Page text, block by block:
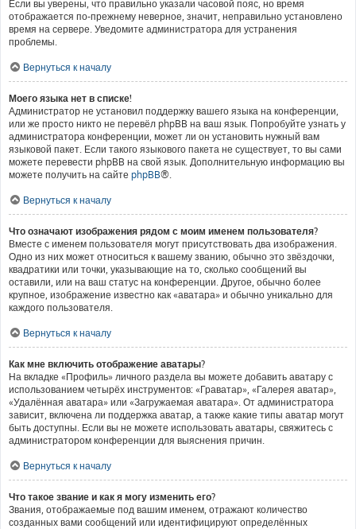
Если вы уверены, что правильно указали часовой пояс, но время
отображается по-прежнему неверное, значит, неправильно установлено
время на сервере. Уведомите администратора для устранения
проблемы.
Вернуться к началу
Моего языка нет в списке!
Администратор не установил поддержку вашего языка на конференции,
или же просто никто не перевёл phpBB на ваш язык. Попробуйте узнать у
администратора конференции, может ли он установить нужный вам
языковой пакет. Если такого языкового пакета не существует, то вы сами
можете перевести phpBB на свой язык. Дополнительную информацию вы
можете получить на сайте phpBB®.
Вернуться к началу
Что означают изображения рядом с моим именем пользователя?
Вместе с именем пользователя могут присутствовать два изображения.
Одно из них может относиться к вашему званию, обычно это звёздочки,
квадратики или точки, указывающие на то, сколько сообщений вы
оставили, или на ваш статус на конференции. Другое, обычно более
крупное, изображение известно как «аватара» и обычно уникально для
каждого пользователя.
Вернуться к началу
Как мне включить отображение аватары?
На вкладке «Профиль» личного раздела вы можете добавить аватару с
использованием четырёх инструментов: «Граватар», «Галерея аватар»,
«Удалённая аватара» или «Загружаемая аватара». От администратора
зависит, включена ли поддержка аватар, а также какие типы аватар могут
быть доступны. Если вы не можете использовать аватары, свяжитесь с
администратором конференции для выяснения причин.
Вернуться к началу
Что такое звание и как я могу изменить его?
Звания, отображаемые под вашим именем, отражают количество
созданных вами сообщений или идентифицируют определённых